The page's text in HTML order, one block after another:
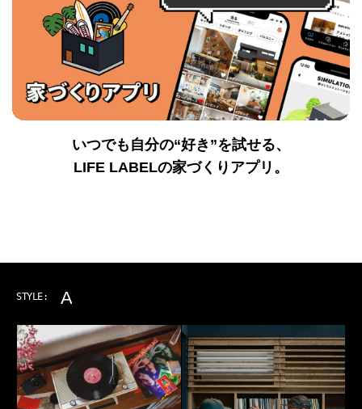
いつでも自分の“好き”を試せる、
LIFE LABELの家づくりアプリ。
STYLE: ART & MUSIC